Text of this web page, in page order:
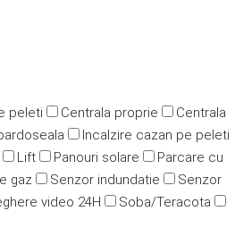
peleti Centrala proprie
Centrala
Incalzire cazan pe peleti
Lift Panouri solare
Parcare cu
gaz Senzor indundatie
Senzor
video 24H
Soba/Teracota